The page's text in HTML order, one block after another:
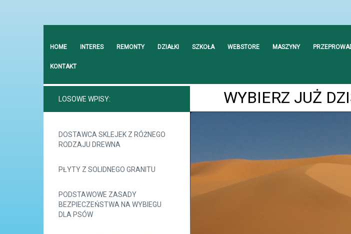
HOME INTERES REMONTY DZIAŁKI SZKOŁA WEBSTORE MASZYNY
KONTAKT
WYBIERZ JUŻ
LOSOWE WPISY:
DOSTAWCA SKLEJEK Z RÓŻNEGO
RODZAJU DREWNA
PŁYTY Z SOLIDNEGO GRANITU
PODSTAWOWE ZASADY
BEZPIECZEŃSTWA NA WYBIEGU
DLA PSÓW